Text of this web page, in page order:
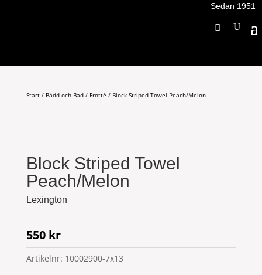
Sedan 1951
Start/ Bädd och Bad/ Frotté / Block Striped Towel Peach/Melon
Block Striped Towel
Peach/Melon
Lexington
550 kr
Artikelnr: 10002900-7x13